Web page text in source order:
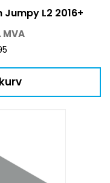
L2 2016+
MVA